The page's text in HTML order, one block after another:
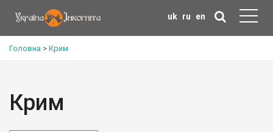
uk ru en
Головна > Крим
Крим